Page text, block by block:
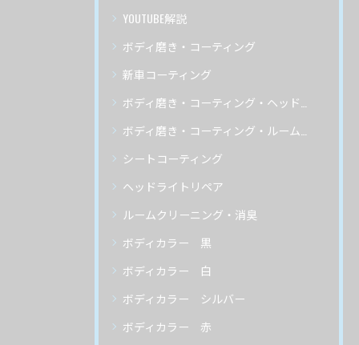
YOUTUBE解説
ボディ磨き・コーティング
新車コーティング
ボディ磨き・コーティング・ヘッドライトリペア
ボディ磨き・コーティング・ルームクリーニング
シートコーティング
ヘッドライトリペア
ルームクリーニング・消臭
ボディカラー 黒
ボディカラー 白
ボディカラー シルバー
ボディカラー 赤